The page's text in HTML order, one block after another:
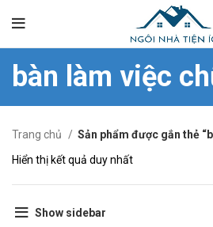
bàn làm việc
Trang chủ
Sản phẩm được gắn thẻ
Hiển thị kết quả duy nhất
Show sidebar